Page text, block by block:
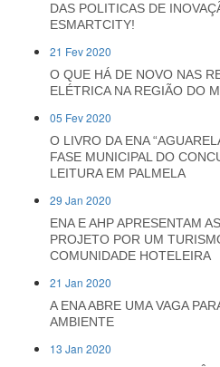
DAS POLITICAS DE
ESMARTCITY!
21 Fev 2020
O QUE HÁ DE NOVO NAS
ELÉTRICA NA REGIÃO DO
05 Fev 2020
O LIVRO DA ENA
FASE MUNICIPAL DO
LEITURA EM PALMELA
29 Jan 2020
ENA E AHP APRESENTAM
PROJETO POR UM
COMUNIDADE HOTELEIRA
21 Jan 2020
A ENA ABRE UMA VAGA
AMBIENTE
13 Jan 2020